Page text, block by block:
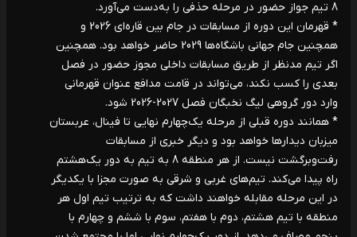
8 تیم جواز حضور در مرحله حذفی را به‌دست می‌آورد.
* قهرمان این دوره از مسابقات در جام بین قاره‌ای 2026 و
همچنین جام جهانی باشگاه‌ها 2029 حاضر خواهد بود. همچنین
اگر تیم مدنظر از طریق مسابقات داخلی مجوز حضور در فصل
بعدی را کسب نکند، می‌تواند در قامت مدافع عنوان قهرمانی
وارد دور گروهی لیگ نخبگان فصل 2027-2026 شود.
* همانند دوره قبلی از مرحله یک‌چهارم نهایی تا فینال، عربستان
میزبان دیدارها خواهد بود و دیگر خبری از مسابقات
رفت‌وبرگشت نیست. از هر منطقه 8 به تیم به دور یک‌هشتم
راه پیدا می‌کند. تیم‌های غربی و شرقی به صورت مجزا با یکدیگر
در این مرحله مقابله خواهند داشت که به ترتیب تیم اول هر
منطقه با تیم هشتم، دوم با هفتم، سوم با ششم و چهارم با